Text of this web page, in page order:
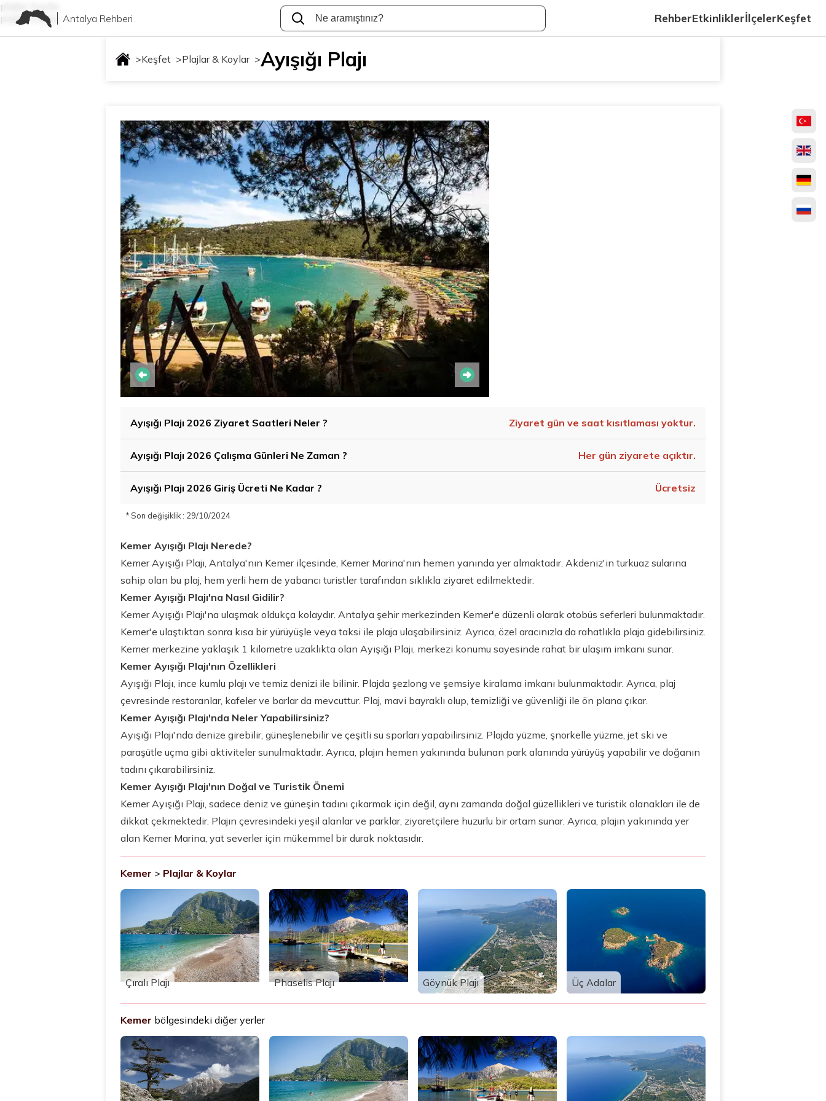
plajlar-koylar
plajlar-koylar
Antalya Rehberi RehberEtkinliklerİlçelerKeşfet
>Keşfet >Plajlar & Koylar >Ayışığı Plajı
Ayışığı Plajı 2026 Ziyaret Saatleri Neler ? Ziyaret gün ve saat kısıtlaması yoktur.
Ayışığı Plajı 2026 Çalışma Günleri Ne Zaman ? Her gün ziyarete açıktır.
Ayışığı Plajı 2026 Giriş Ücreti Ne Kadar ? Ücretsiz
* Son değişiklik : 29/10/2024
Kemer Ayışığı Plajı Nerede?
Kemer Ayışığı Plajı, Antalya'nın Kemer ilçesinde, Kemer Marina'nın hemen yanında yer almaktadır. Akdeniz'in turkuaz sularına
sahip olan bu plaj, hem yerli hem de yabancı turistler tarafından sıklıkla ziyaret edilmektedir.
Kemer Ayışığı Plajı'na Nasıl Gidilir?
Kemer Ayışığı Plajı'na ulaşmak oldukça kolaydır. Antalya şehir merkezinden Kemer'e düzenli olarak otobüs seferleri bulunmaktadır.
Kemer'e ulaştıktan sonra kısa bir yürüyüşle veya taksi ile plaja ulaşabilirsiniz. Ayrıca, özel aracınızla da rahatlıkla plaja gidebilirsiniz.
Kemer merkezine yaklaşık 1 kilometre uzaklıkta olan Ayışığı Plajı, merkezi konumu sayesinde rahat bir ulaşım imkanı sunar.
Kemer Ayışığı Plajı'nın Özellikleri
Ayışığı Plajı, ince kumlu plajı ve temiz denizi ile bilinir. Plajda şezlong ve şemsiye kiralama imkanı bulunmaktadır. Ayrıca, plaj
çevresinde restoranlar, kafeler ve barlar da mevcuttur. Plaj, mavi bayraklı olup, temizliği ve güvenliği ile ön plana çıkar.
Kemer Ayışığı Plajı'nda Neler Yapabilirsiniz?
Ayışığı Plajı'nda denize girebilir, güneşlenebilir ve çeşitli su sporları yapabilirsiniz. Plajda yüzme, şnorkelle yüzme, jet ski ve
paraşütle uçma gibi aktiviteler sunulmaktadır. Ayrıca, plajın hemen yakınında bulunan park alanında yürüyüş yapabilir ve doğanın
tadını çıkarabilirsiniz.
Kemer Ayışığı Plajı'nın Doğal ve Turistik Önemi
Kemer Ayışığı Plajı, sadece deniz ve güneşin tadını çıkarmak için değil, aynı zamanda doğal güzellikleri ve turistik olanakları ile de
dikkat çekmektedir. Plajın çevresindeki yeşil alanlar ve parklar, ziyaretçilere huzurlu bir ortam sunar. Ayrıca, plajın yakınında yer
alan Kemer Marina, yat severler için mükemmel bir durak noktasıdır.
Kemer > Plajlar & Koylar
Çıralı Plajı Phaselis Plajı Göynük Plajı Üç Adalar
Kemer bölgesindeki diğer yerler